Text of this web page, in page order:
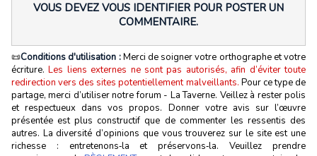
VOUS DEVEZ VOUS IDENTIFIER POUR POSTER UN
COMMENTAIRE.
📜Conditions d'utilisation :Merci de soigner votre orthographe et votre
écriture.Les liens externes ne sont pas autorisés, afin d’éviter toute
redirection vers des sites potentiellement malveillants. Pour ce type de
partage, merci d’utiliser notre forum - La Taverne. Veillez à rester polis
et respectueux dans vos propos. Donner votre avis sur l’œuvre
présentée est plus constructif que de commenter les ressentis des
autres. La diversité d’opinions que vous trouverez sur le site est une
richesse : entretenons‑la et préservons‑la. Veuillez prendre